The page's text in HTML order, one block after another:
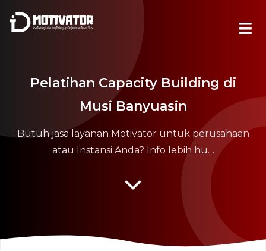
Pelatihan Capacity Building di
Musi Banyuasin
Butuh jasa layanan Motivator untuk perusahaan
atau Instansi Anda? Info lebih hu…